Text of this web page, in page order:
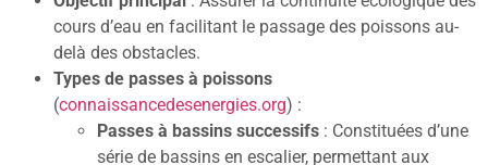
cours d’eau en facilitant le passage des poissons au-
delà des obstacles.
Types de passes à poissons
(connaissancedesenergies.org) :
Passes à bassins successifs: Constituées d’une
série de bassins en escalier, permettant aux